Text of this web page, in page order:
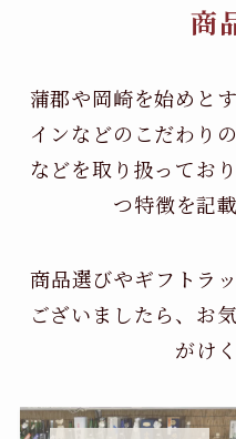
商
蒲郡や岡崎を始めと
インなどのこだわりの
などを取り扱ってお
つ特徴を記
商品選びやギフトラ
ございましたら、お
がけ